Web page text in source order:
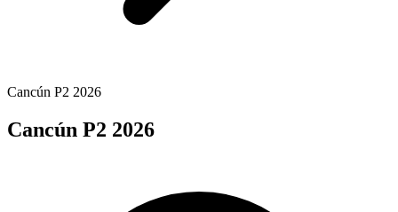
Cancún P2 2026
Cancún P2 2026